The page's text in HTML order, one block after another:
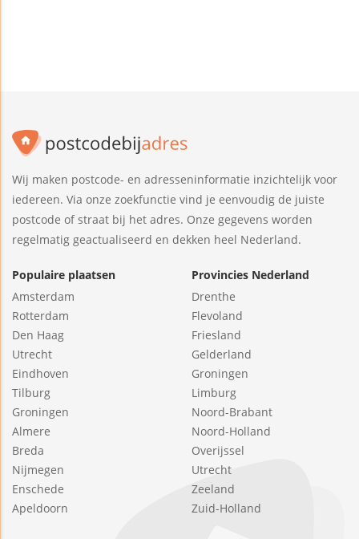
Wij maken postcode- en adresseninformatie inzichtelijk voor
iedereen. Via onze zoekfunctie vind je eenvoudig de juiste
postcode of straat bij het adres. Onze gegevens worden
regelmatig geactualiseerd en dekken heel Nederland.
Populaire plaatsen
Amsterdam
Rotterdam
Den Haag
Utrecht
Eindhoven
Tilburg
Groningen
Almere
Breda
Nijmegen
Enschede
Apeldoorn
Provincies Nederland
Drenthe
Flevoland
Friesland
Gelderland
Groningen
Limburg
Noord-Brabant
Noord-Holland
Overijssel
Utrecht
Zeeland
Zuid-Holland